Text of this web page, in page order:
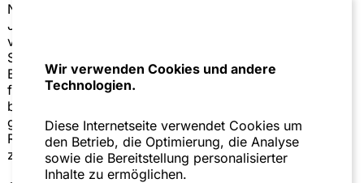
Wir verwenden Cookies und andere
Technologien.
Diese Internetseite verwendet Cookies um
den Betrieb, die Optimierung, die Analyse
sowie die Bereitstellung personalisierter
Inhalte zu ermöglichen.
Nachdem dort im März 2022 und damit mehr als 10
Jahre nach Erhebung der Klage erstmals zur Sache
verhandelt wurde, wies das Landgericht die Klage per
Schlussurteil ab und schloss sich damit der Ansicht des
Beklagten an, dass er als Vorstandsvorsitzender allein
für die RWE gehandelt und ein darüberhinausgehendes,
besonderes persönliches Vertrauen nicht in Anspruch
genommen hatte. Dem Urteil wurde im Juli 2022 das
Rechtskraftzeugnis erteilt, womit der Prozessmarathon
zwischen den Beteiligten ein Ende fand.